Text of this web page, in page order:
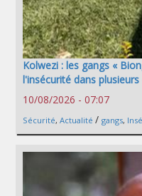
Kolwezi : les gangs «
l'insécurité dans
10/08/2026 - 07:07
Sécurité, Actualité / gangs,